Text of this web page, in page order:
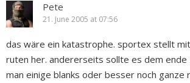
Pete
21. June 2005 at 07:56
das wäre ein katastrophe. sportex stellt
ruten her. andererseits sollte es dem ende
man einige blanks oder besser noch ganze